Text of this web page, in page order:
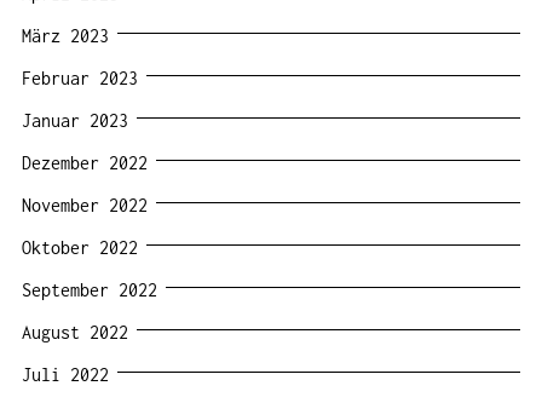
März 2023
Februar 2023
Januar 2023
Dezember 2022
November 2022
Oktober 2022
September 2022
August 2022
Juli 2022